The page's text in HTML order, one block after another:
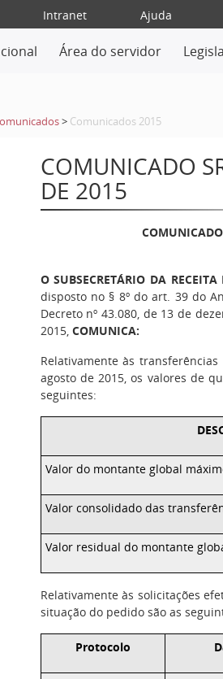
Intranet Ajuda
Área do servidor
> Comunicados 2015
COMUNICADO
DE 2015
O SUBSECRETÁRIO DA RECEITA
disposto no § 8º do art. 39 do
Decreto nº 43.080, de 13 de
2015, COMUNICA:
Relativamente às
agosto de 2015, os valores de
seguintes:
Valor do montante global
Valor consolidado das
Valor residual do montante
Relativamente às solicitações
situação do pedido são as
Protocolo